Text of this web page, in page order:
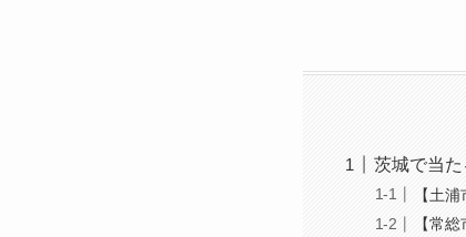
茨城で当
【土
【常